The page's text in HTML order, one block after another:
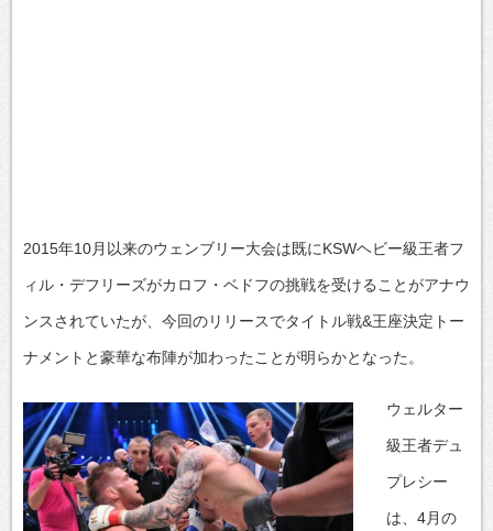
2015年10月以来のウェンブリー大会は既にKSWヘビー級王者フ
ィル・デフリーズがカロフ・ベドフの挑戦を受けることがアナウ
ンスされていたが、今回のリリースでタイトル戦&王座決定トー
ナメントと豪華な布陣が加わったことが明らかとなった。
ウェルター
級王者デュ
プレシー
は、4月の